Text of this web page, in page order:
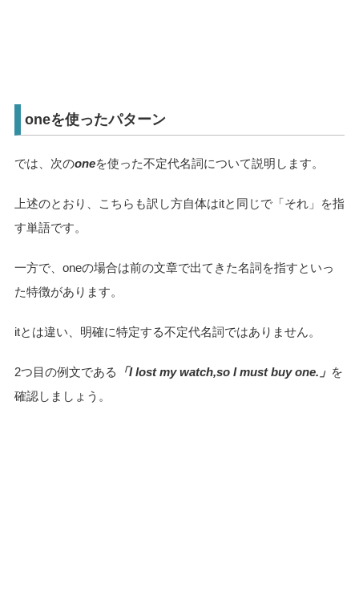
oneを使ったパターン
では、次のoneを使った不定代名詞について説明します。
上述のとおり、こちらも訳し方自体はitと同じで「それ」を指
す単語です。
一方で、oneの場合は前の文章で出てきた名詞を指すといっ
た特徴があります。
itとは違い、明確に特定する不定代名詞ではありません。
2つ目の例文である 「I lost my watch,so I must buy one.」 を
確認しましょう。